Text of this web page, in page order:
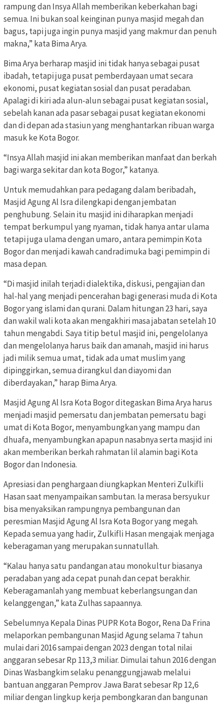
rampung dan Insya Allah memberikan keberkahan bagi
semua. Ini bukan soal keinginan punya masjid megah dan
bagus, tapi juga ingin punya masjid yang makmur dan penuh
makna,” kata Bima Arya.
Bima Arya berharap masjid ini tidak hanya sebagai pusat
ibadah, tetapi juga pusat pemberdayaan umat secara
ekonomi, pusat kegiatan sosial dan pusat peradaban.
Apalagi di kiri ada alun-alun sebagai pusat kegiatan sosial,
sebelah kanan ada pasar sebagai pusat kegiatan ekonomi
dan di depan ada stasiun yang menghantarkan ribuan warga
masuk ke Kota Bogor.
“Insya Allah masjid ini akan memberikan manfaat dan berkah
bagi warga sekitar dan kota Bogor,” katanya.
Untuk memudahkan para pedagang dalam beribadah,
Masjid Agung Al Isra dilengkapi dengan jembatan
penghubung. Selain itu masjid ini diharapkan menjadi
tempat berkumpul yang nyaman, tidak hanya antar ulama
tetapi juga ulama dengan umaro, antara pemimpin Kota
Bogor dan menjadi kawah candradimuka bagi pemimpin di
masa depan.
“Di masjid inilah terjadi dialektika, diskusi, pengajian dan
hal-hal yang menjadi pencerahan bagi generasi muda di Kota
Bogor yang islami dan qurani. Dalam hitungan 23 hari, saya
dan wakil wali kota akan mengakhiri masa jabatan setelah 10
tahun mengabdi. Saya titip betul masjid ini, pengelolanya
dan mengelolanya harus baik dan amanah, masjid ini harus
jadi milik semua umat, tidak ada umat muslim yang
dipinggirkan, semua dirangkul dan diayomi dan
diberdayakan,” harap Bima Arya.
Masjid Agung Al Isra Kota Bogor ditegaskan Bima Arya harus
menjadi masjid pemersatu dan jembatan pemersatu bagi
umat di Kota Bogor, menyambungkan yang mampu dan
dhuafa, menyambungkan apapun nasabnya serta masjid ini
akan memberikan berkah rahmatan lil alamin bagi Kota
Bogor dan Indonesia.
Apresiasi dan penghargaan diungkapkan Menteri Zulkifli
Hasan saat menyampaikan sambutan. Ia merasa bersyukur
bisa menyaksikan rampungnya pembangunan dan
peresmian Masjid Agung Al Isra Kota Bogor yang megah.
Kepada semua yang hadir, Zulkifli Hasan mengajak menjaga
keberagaman yang merupakan sunnatullah.
“Kalau hanya satu pandangan atau monokultur biasanya
peradaban yang ada cepat punah dan cepat berakhir.
Keberagamanlah yang membuat keberlangsungan dan
kelanggengan,” kata Zulhas sapaannya.
Sebelumnya Kepala Dinas PUPR Kota Bogor, Rena Da Frina
melaporkan pembangunan Masjid Agung selama 7 tahun
mulai dari 2016 sampai dengan 2023 dengan total nilai
anggaran sebesar Rp 113,3 miliar. Dimulai tahun 2016 dengan
Dinas Wasbangkim selaku penanggungjawab melalui
bantuan anggaran Pemprov Jawa Barat sebesar Rp 12,6
miliar dengan lingkup kerja pembongkaran dan bangunan